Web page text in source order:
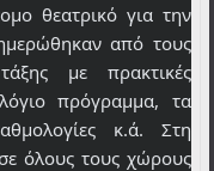
θεατρικό για την
από τους
με πρακτικές
πρόγραμμα, τα
κ.ά. Στη
όλους τους χώρους